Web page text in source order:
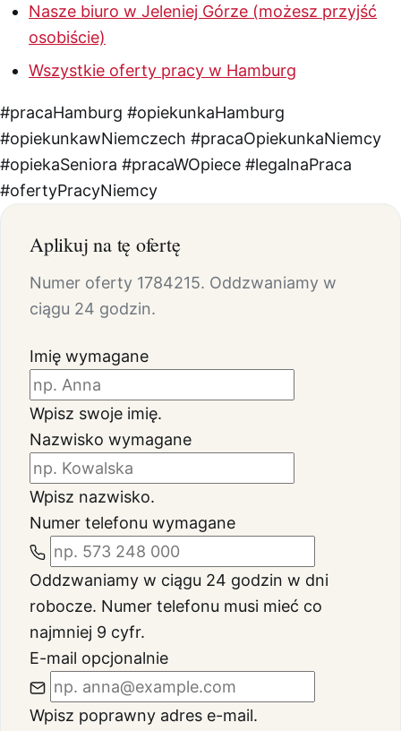
Nasze biuro w Jeleniej Górze (możesz przyjść
osobiście)
Wszystkie oferty pracy w Hamburg
#pracaHamburg #opiekunkaHamburg
#opiekunkawNiemczech #pracaOpiekunkaNiemcy
#opiekaSeniora #pracaWOpiece #legalnaPraca
#ofertyPracyNiemcy
Aplikuj na tę ofertę
Numer oferty 1784215. Oddzwaniamy w
ciągu 24 godzin.
Imię wymagane
Wpisz swoje imię.
Nazwisko wymagane
Wpisz nazwisko.
Numer telefonu wymagane
Oddzwaniamy w ciągu 24 godzin w dni
robocze. Numer telefonu musi mieć co
najmniej 9 cyfr.
E-mail opcjonalnie
Wpisz poprawny adres e-mail.